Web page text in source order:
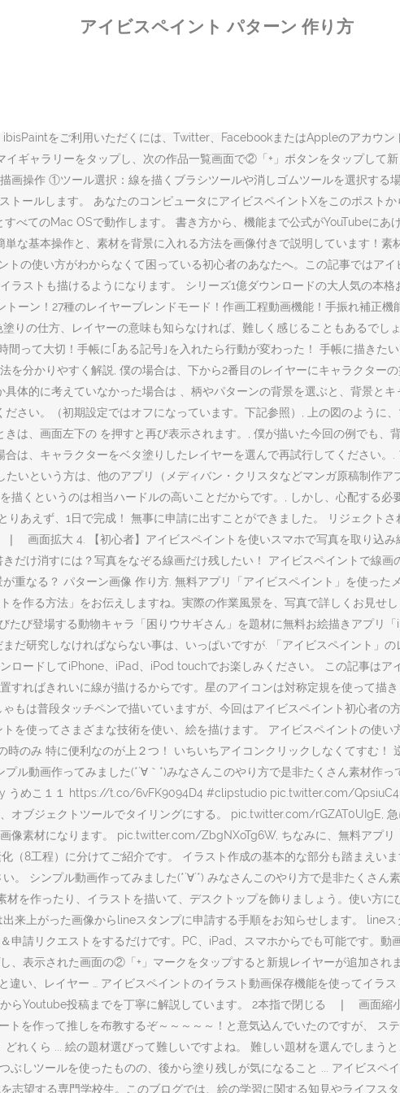
アイビスペイント パターン 作り方
伸びない人向け】Twitterでの絵の評価を気にしないために知っておきた
をご利用いただくには、Twitter、FacebookまたはAppleのアカウ
ギャラリーをタップし、次の作品一覧画面で②「+」ボタンをタップして
画操作 ①ツール選択：線を描くブラシツールや消しゴムツールを選択す
ールします。 あなたのコンピュータにアイビスペイントXをこのポスト
てのMac OSで動作します。 書き方から、機能まで公式がYouTubeにあ
な基本操作と、素材を背景に入れる方法を画像付きで説明しています！
の使い方がわからなくて困っている初心者のあなたへ。この記事ではア
ラストも描けるようになります。 シリーズ1億ダウンロードの大人気の本
ーン！27種のレイヤーブレンドモード！作画工程動画機能！手振れ補正
りの仕方、レイヤーの意味も知らなければ、難しく感じることもあるで
って大切！手帳に｢ある記号｣を入れたら行動が変わった！ 手帳に描きた
分かりやすく解説, 僕の場合は、下から2番目のレイヤーにキャラクター
体的に考えていなかった場合は 、柄やパターンの背景を選ぶと、背景と
さい。（初期設定ではオフになっています。下記参照）, 上の図のように
は、画面左下の を押すと再び表示されます。, 僕が描いた今回の例でも
は、キャラクターをベタ塗りしたレイヤーを選んで再試行してください
いという方は、他のアプリ（メディバン・クリスタなどマンガ原稿制作
描くというのは相当ハードルの高いことだからです。, しかし、心配する
あえず、1日で完成！ 無事に申請に出すことができました。 リジェクト
画面拡大 4. 【初心者】アイビスペイントを使いスマホで写真を取り込み
だけ消すには？写真をなぞる線画だけ残したい！ アイビスペイントで線
重なる？ パターン画像 作り方. 無料アプリ「アイビスペイント」を使っ
を作る方法」をお伝えしますね。実際の作業風景を、写真で詳しくお見せ
たび登場する動物キャラ「困りウサギさん」を題材に無料お絵描きアプリ
だ研究しなければならない事は、いっぱいですが. ‎「アイビスペイント」
ロードしてiPhone、iPad、iPod touchでお楽しみください。 この記事は
すればきれいに線が描けるからです。星のアイコンは対称定規を使って描
もは普段タッチペンで描いていますが、今回はアイビスペイント初心者
を使ってさまざまな技術を使い、絵を描けます。 アイビスペイントの使
み 特に便利なのが上２つ！ いちいちアイコンクリックしなくてすむ！
ル動画作ってみました(*´∀｀*)みなさんこのやり方で是非たくさん素材作
うめこ１１ https://t.co/6vFK9094D4 #clipstudio pic.twitter.com/
オブジェクトツールでタイリングにする。 pic.twitter.com/rGZAT0UIgE,
像素材になります。 pic.twitter.com/ZbgNXoTg6W, ちなみに、無料アプ
（8工程）に分けてご紹介です。 イラスト作成の基本的な部分も踏まえい
。 シンプル動画作ってみました(*´∀`*) みなさんこのやり方で是非たくさ
を作ったり、イラストを描いて、デスクトップを飾りましょう。使い方
来上がった画像からlineスタンプに申請する手順をお知らせします。 line
請リクエストをするだけです。PC、iPad、スマホからでも可能です。
、表示された画面の②「+」マークをタップすると新規レイヤーが追加さ
い、レイヤー … アイビスペイントのイラスト動画保存機能を使ってイラ
らYoutube投稿までを丁寧に解説しています。 2本指で閉じる ❘ 画面縮
を作って推しを布教するぞ～～～～～！と意気込んでいたのですが、 ス
れくら ... 絵の題材選びって難しいですよね。 難しい題材を選んでしまう
ぶしツールを使ったものの、後から塗り残しが気になること ... アイビス
志望する専門学校生。このブログでは、絵の学習に関する知見やライフス